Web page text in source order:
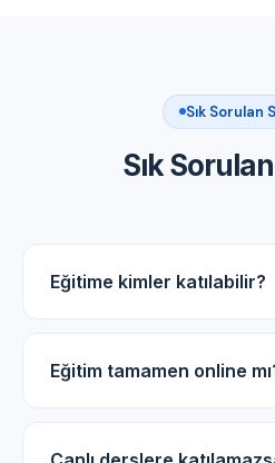
Sık Sorulan
Sık
Eğitime kimler katılabilir?
Akupunktur uygulama
doktorları ve diş hekimleri için
Eğitim tamamen online
Evet. Eğitim online panel
dersler, kayıtlı video arşivi ve